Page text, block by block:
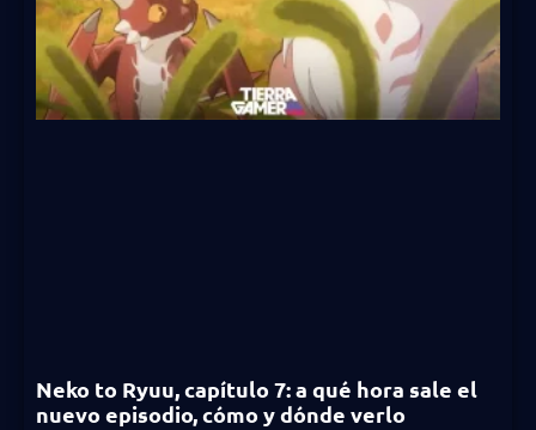
Neko to Ryuu, capítulo 7: a qué hora sale el
nuevo episodio, cómo y dónde verlo